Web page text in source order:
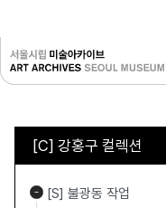
[C] 강홍구 컬렉션
[S] 불광동 작업